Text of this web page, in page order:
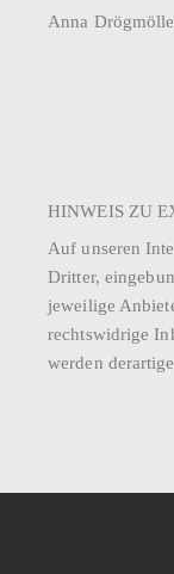
Anna
HINWEIS ZU
Auf unseren
Dritter,
jeweilige
rechtswidrige
werden